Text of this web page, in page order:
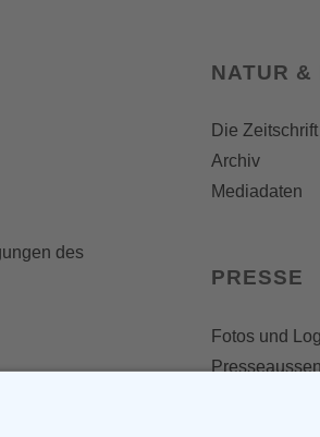
des
NATUR &
Die
Archiv
Mediadaten
PRESSE
Fotos und